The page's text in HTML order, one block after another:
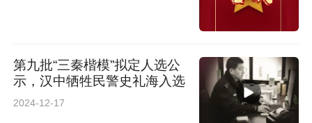
家庭经营和生产投资状况等数据；同时按照统一
的调查问卷，收集住户成员及劳动力从业情况、
住房与耐用消费品拥有情况、居民基本社会公共
服务享有情况等其他调查内容。数据采集完成
后，市县级调查队使用统一的方法和数据处理程
第九批“三秦楷模”拟定人选公
示，汉中牺牲民警史礼海入选
2024-12-17